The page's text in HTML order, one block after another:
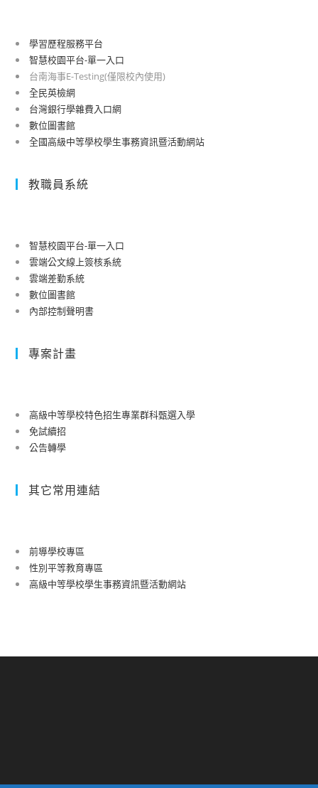
學習歷程服務平台
智慧校園平台-單一入口
台南海事E-Testing(僅限校內使用)
全民英檢網
台灣銀行學雜費入口網
數位圖書館
全國高級中等學校學生事務資訊暨活動網站
教職員系統
智慧校園平台-單一入口
雲端公文線上簽核系統
雲端差勤系統
數位圖書館
內部控制聲明書
專案計畫
高級中等學校特色招生專業群科甄選入學
免試續招
公告轉學
其它常用連結
前導學校專區
性別平等教育專區
高級中等學校學生事務資訊暨活動網站